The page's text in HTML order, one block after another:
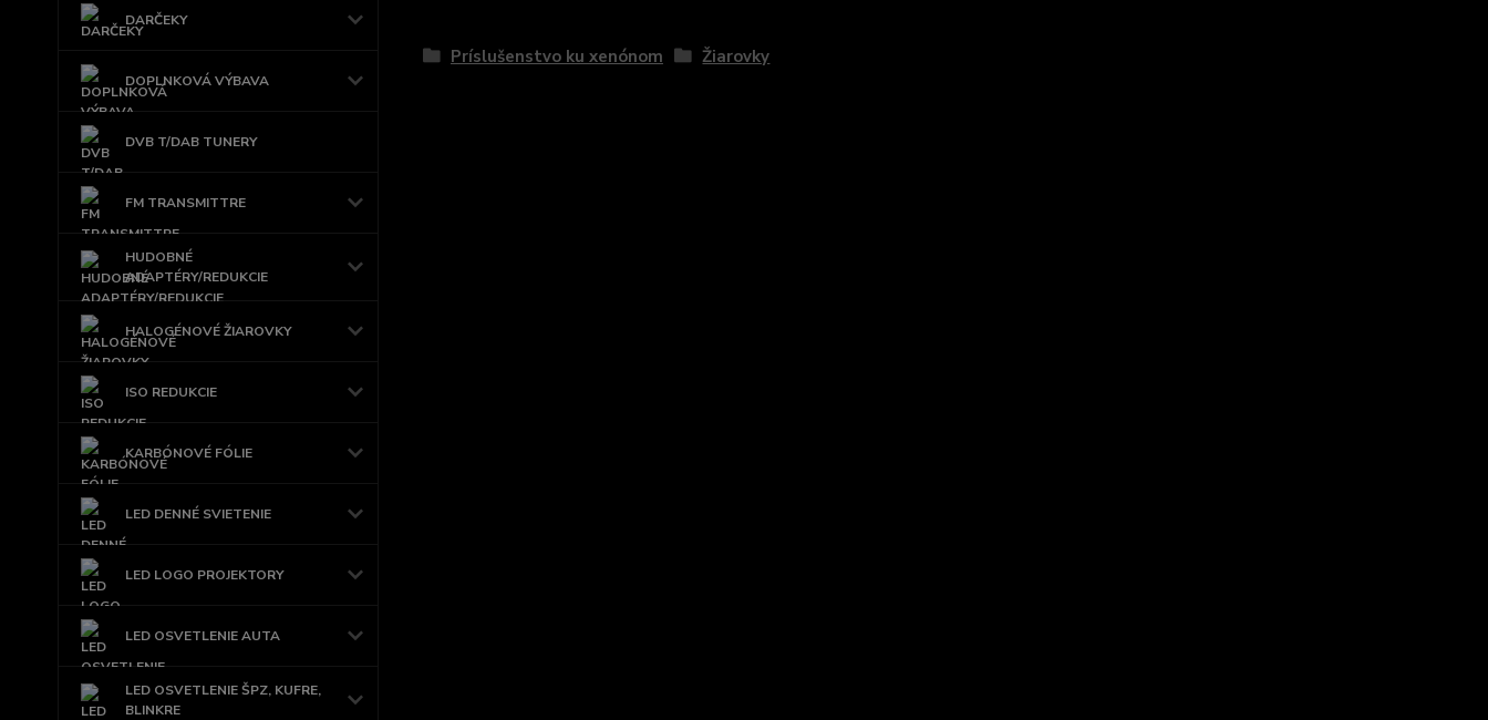
DARČEKY
DOPLNKOVÁ VÝBAVA
DVB T/DAB TUNERY
FM TRANSMITTRE
HUDOBNÉ
ADAPTÉRY/REDUKCIE
HALOGÉNOVÉ ŽIAROVKY
ISO REDUKCIE
KARBÓNOVÉ FÓLIE
LED DENNÉ SVIETENIE
LED LOGO PROJEKTORY
LED OSVETLENIE AUTA
LED OSVETLENIE ŠPZ, KUFRE,
BLINKRE
Príslušenstvo ku xenónom Žiarovky